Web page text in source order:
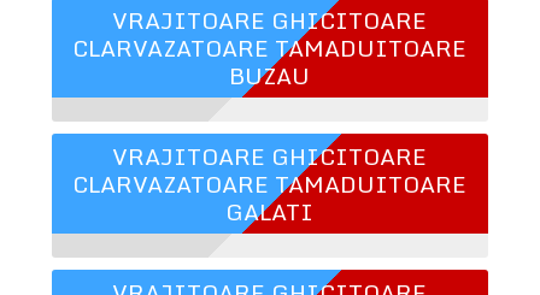
VRAJITOARE GHICITOARE
CLARVAZATOARE TAMADUITOARE
BUZAU
VRAJITOARE GHICITOARE
CLARVAZATOARE TAMADUITOARE
GALATI